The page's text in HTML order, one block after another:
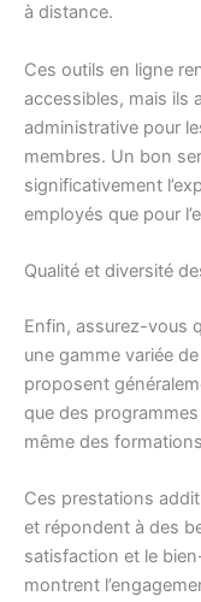
à distance.
Ces outils en ligne
accessibles, mais ils
administrative pour
membres. Un bon
significativement
employés que pour
Qualité et diversité
Enfin, assurez-vous
une gamme variée
proposent
que des
même des
Ces prestations
et répondent à des
satisfaction et le
montrent